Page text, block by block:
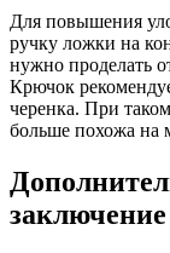
Для повышения
ручку ложки на
нужно проделать
Крючок
черенка. При
больше похожа на
заключение